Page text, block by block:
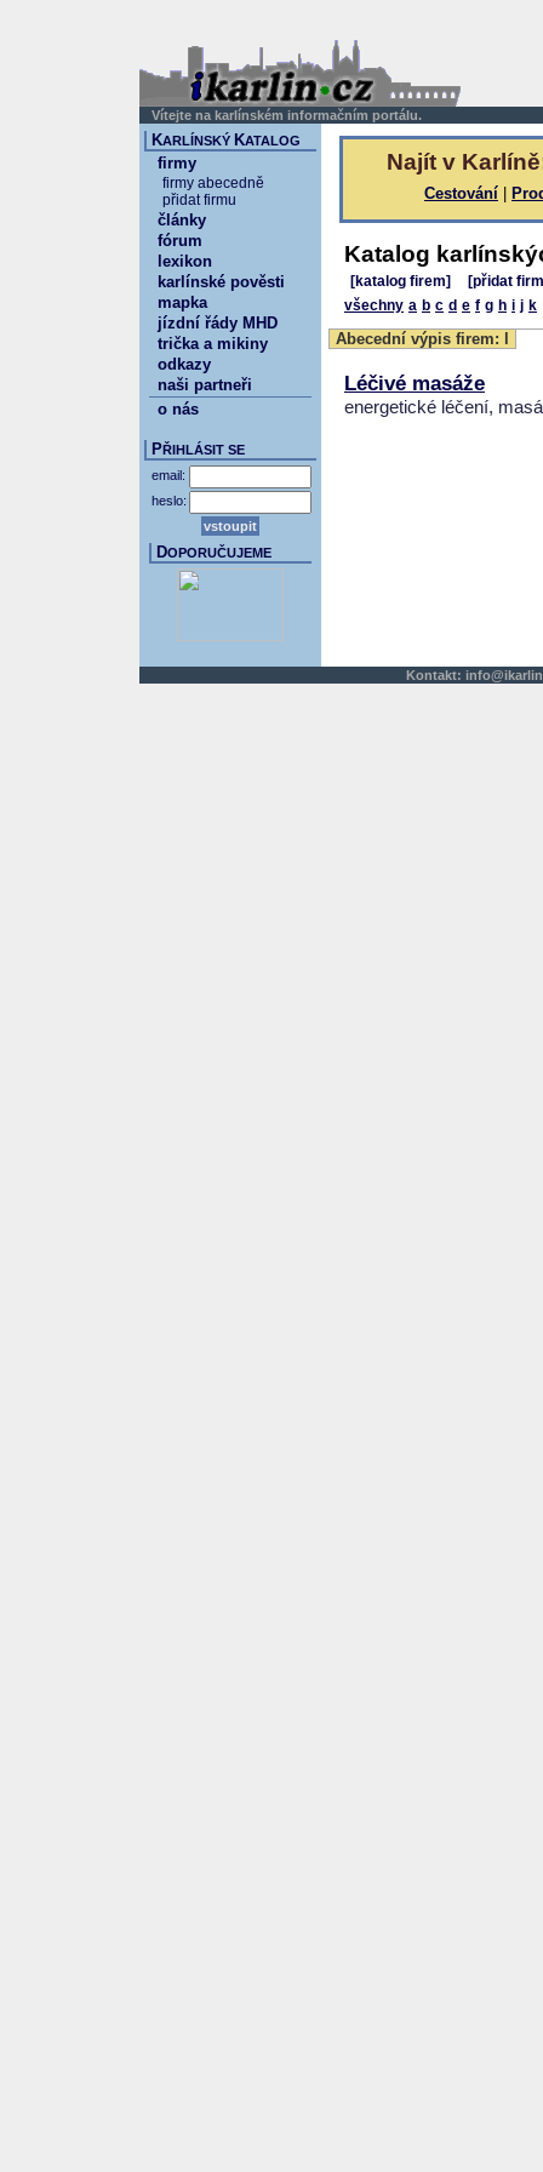
Vítejte na karlínském informačním portálu.
Najít v
Cestování
Katalog
[katalog firem]
[přidat
všechny a b c d e f g h i j k
Abecední výpis firem: l
Léčivé masáže
energetické léčení,
KARLÍNSKÝ KATALOG
firmy
firmy abecedně
přidat firmu
články
fórum
lexikon
karlínské pověsti
mapka
jízdní řády MHD
trička a mikiny
odkazy
naši partneři
o nás
PŘIHLÁSIT SE
email:
heslo:
DOPORUČUJEME
Kontakt: